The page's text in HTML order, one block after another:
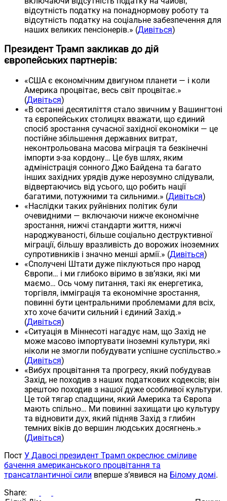
відсутність податку на понаднормову роботу та
відсутність податку на соціальне забезпечення для
наших великих пенсіонерів.» (Дивіться)
Президент Трамп закликав до дій
європейських партнерів:
«США є економічним двигуном планети — і коли
Америка процвітає, весь світ процвітає.»
(Дивіться)
«В останні десятиліття стало звичним у Вашингтоні
та європейських столицях вважати, що єдиний
спосіб зростання сучасної західної економіки — це
постійне збільшення державних витрат,
неконтрольована масова міграція та безкінечні
імпорти з-за кордону… Це був шлях, яким
адміністрація сонного Джо Байдена та багато
інших західних урядів дуже нерозумно слідували,
відвертаючись від усього, що робить нації
багатими, потужними та сильними.» (Дивіться)
«Наслідки таких руйнівних політик були
очевидними — включаючи нижче економічне
зростання, нижчі стандарти життя, нижчі
народжуваності, більше соціально деструктивної
міграції, більшу вразливість до ворожих іноземних
супротивників і значно менші армії.» (Дивіться)
«Сполучені Штати дуже піклуються про народ
Європи… і ми глибоко віримо в зв’язки, які ми
маємо… Ось чому питання, такі як енергетика,
торгівля, імміграція та економічне зростання,
повинні бути центральними проблемами для всіх,
хто хоче бачити сильний і єдиний Захід.»
(Дивіться)
«Ситуація в Міннесоті нагадує нам, що Захід не
може масово імпортувати іноземні культури, які
ніколи не змогли побудувати успішне суспільство.»
(Дивіться)
«Вибух процвітання та прогресу, який побудував
Захід, не походив з наших податкових кодексів; він
зрештою походив з нашої дуже особливої культури.
Це той тягар спадщини, який Америка та Європа
мають спільно… Ми повинні захищати цю культуру
та відновити дух, який підняв Захід з глибин
темних віків до вершин людських досягнень.»
(Дивіться)
Пост У Давосі президент Трамп окреслює сміливе
бачення американського процвітання та
трансатлантичної сили вперше з’явився на Білому домі.
Share: